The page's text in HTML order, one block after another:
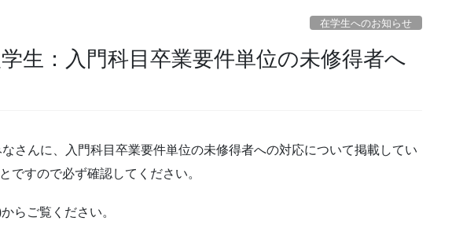
在学生へのお知らせ
生：入門科目卒業要件単位の未修得者へ
さんに、入門科目卒業要件単位の未修得者への対応について掲載してい
ですので必ず確認してください。
らご覧ください。